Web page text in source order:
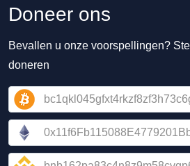
Doneer ons
Bevallen u onze voorspellingen?
doneren